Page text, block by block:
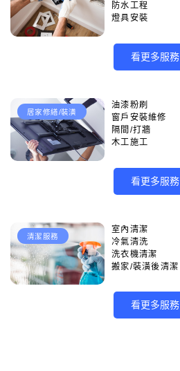
防水工程
燈具安裝
看更多服務
居家修繕/裝潢
油漆粉刷
窗戶安裝維修
隔間/打牆
木工施工
看更多服務
清潔服務
室內清潔
冷氣清洗
洗衣機清潔
搬家/裝潢後清潔
看更多服務